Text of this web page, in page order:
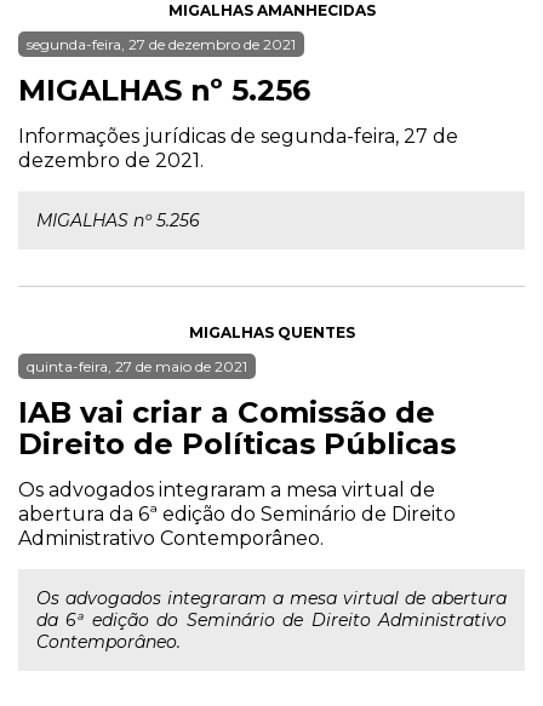
MIGALHAS AMANHECIDAS
segunda-feira, 27 de dezembro de 2021
MIGALHAS nº 5.256
Informações jurídicas de segunda-feira, 27 de
dezembro de 2021.
MIGALHAS nº 5.256
MIGALHAS QUENTES
quinta-feira, 27 de maio de 2021
IAB vai criar a Comissão de
Direito de Políticas Públicas
Os advogados integraram a mesa virtual de
abertura da 6ª edição do Seminário de Direito
Administrativo Contemporâneo.
Os advogados integraram a mesa virtual de abertura
da 6ª edição do Seminário de Direito Administrativo
Contemporâneo.